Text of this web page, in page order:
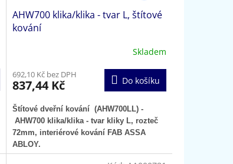
AHW700 klika/klika - tvar L, štítové
kování
Skladem
692,10 Kč bez DPH
837,44 Kč Do košíku
Štítové dveřní kování (AHW700LL) -
AHW700 klika/klika - tvar kliky L, rozteč
72mm, interiérové kování FAB ASSA
ABLOY.